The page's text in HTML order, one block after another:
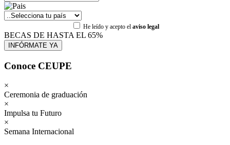
He leído y acepto el aviso legal
BECAS DE HASTA EL 65%
Conoce CEUPE
×
Ceremonia de graduación
×
Impulsa tu Futuro
×
Semana Internacional